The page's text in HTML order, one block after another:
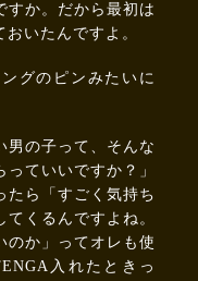
すか。だから最初は
いたんですよ。
グのピンみたいに
男の子って、そんな
ていいですか？」
たら「すごく気持ち
くるんですよね。
のか」ってオレも使
入れたときっ